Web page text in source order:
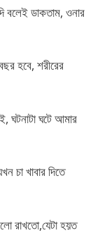
বলেই ডাকতাম, ওনার
হবে, শরীরের
ঘটনাটা ঘটে আমার
চা খাবার দিতে
রাখতো,যেটা হয়ত